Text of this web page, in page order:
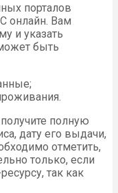
порталов
онлайн. Вам
и указать
быть
полную
дату его выдачи,
отметить,
только, если
так как